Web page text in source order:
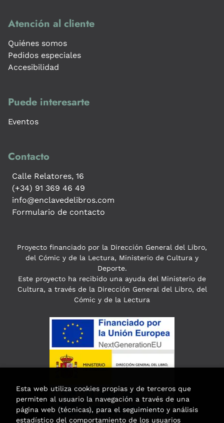
Atención al cliente
Quiénes somos
Pedidos especiales
Accesibilidad
Puede interesarte
Eventos
Contacto
Calle Relatores, 16
(+34) 91 369 46 49
info@enclavedelibros.com
Formulario de contacto
Proyecto financiado por la Dirección General del Libro,
del Cómic y de la Lectura, Ministerio de Cultura y
Deporte.
Este proyecto ha recibido una ayuda del Ministerio de
Cultura, a través de la Dirección General del Libro, del
Cómic y de la Lectura
Esta web utiliza cookies propias y de terceros que
permiten al usuario la navegación a través de una
página web (técnicas), para el seguimiento y análisis
estadístico del comportamiento de los usuarios